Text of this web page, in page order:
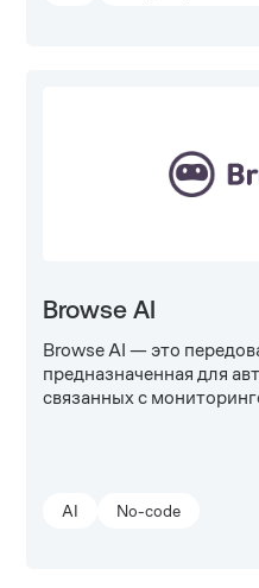
Browse AI
Browse AI — это
предназначенная для
связанных с
AI No-code